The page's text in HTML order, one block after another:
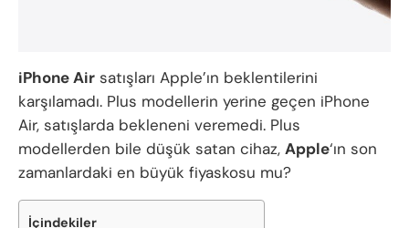
iPhone Air satışları Apple’ın beklentilerini
karşılamadı. Plus modellerin yerine geçen iPhone
Air, satışlarda bekleneni veremedi. Plus
modellerden bile düşük satan cihaz, Apple‘ın son
zamanlardaki en büyük fiyaskosu mu?
İçindekiler